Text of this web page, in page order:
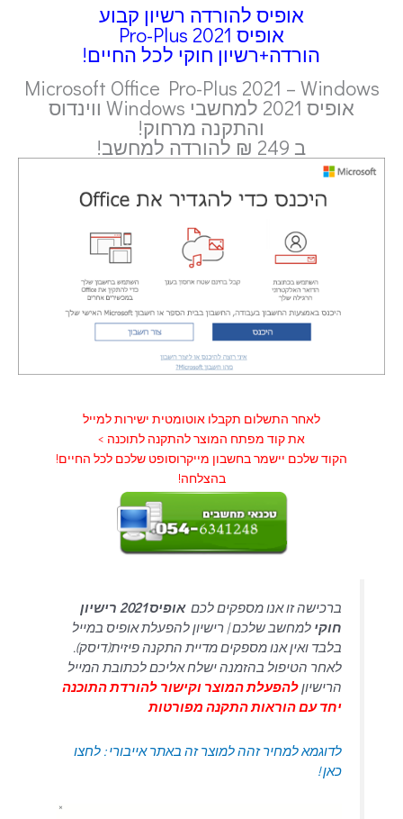
אופיס להורדה רשיון קבוע
אופיס 2021 Pro-Plus
הורדה+רשיון חוקי לכל החיים!
Microsoft Office Pro-Plus 2021 – Windows
אופיס 2021 למחשבי Windows ווינדוס
והתקנה מרחוק!
ב 249 ₪ להורדה למחשב!
לאחר התשלום תקבלו אוטומטית ישירות למייל
את קוד מפתח המוצר להתקנה לתוכנה >
הקוד שלכם יישמר בחשבון מייקרוסופט שלכם לכל החיים!
בהצלחה!
ברכישה זו אנו מספקים לכם
אופיס 2021 רישיון
חוקי למחשב שלכם | רישיון להפעלת אופיס במייל
בלבד ואין אנו מספקים מדיית התקנה פיזית(דיסק).
לאחר הטיפול בהזמנה ישלח אליכם לכתובת המייל
הרישיוןלהפעלת המוצר וקישור להורדת התוכנה
יחד עם הוראות התקנה מפורטות
לדוגמא למחיר זהה למוצר זה באתר אייבורי : לחצו
כאן !